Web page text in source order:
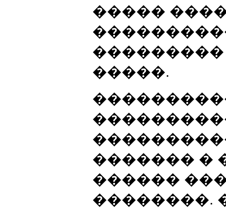
�����
�����.
������� �
������
��������.